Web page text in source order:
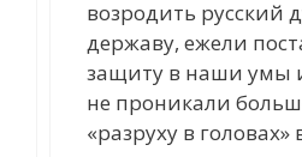
возродить русский
державу, ежели
защиту в наши умы
не проникали
«разруху в головах»